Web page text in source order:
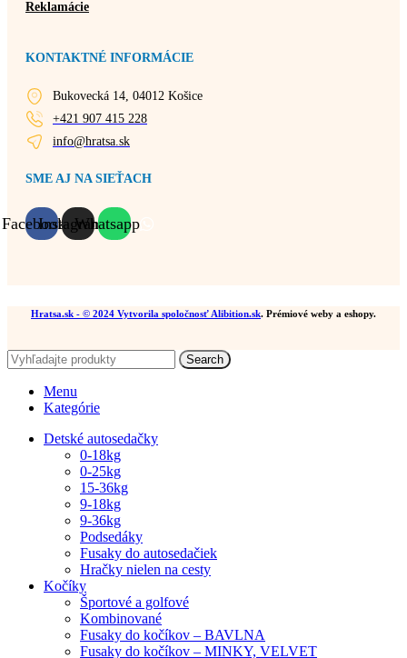
Reklamácie
KONTAKTNÉ INFORMÁCIE
Bukovecká 14, 04012 Košice
+421 907 415 228
info@hratsa.sk
SME AJ NA SIEŤACH
FacebookInstagramWhatsapp
Hratsa.sk - © 2024 Vytvorila spoločnosť Alibition.sk. Prémiové weby a eshopy.
Search
Menu
Kategórie
Detské autosedačky
0-18kg
0-25kg
15-36kg
9-18kg
9-36kg
Podsedáky
Fusaky do autosedačiek
Hračky nielen na cesty
Kočíky
Športové a golfové
Kombinované
Fusaky do kočíkov – BAVLNA
Fusaky do kočíkov – MINKY, VELVET